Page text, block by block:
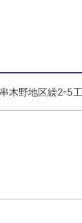
木野地区繰2-5